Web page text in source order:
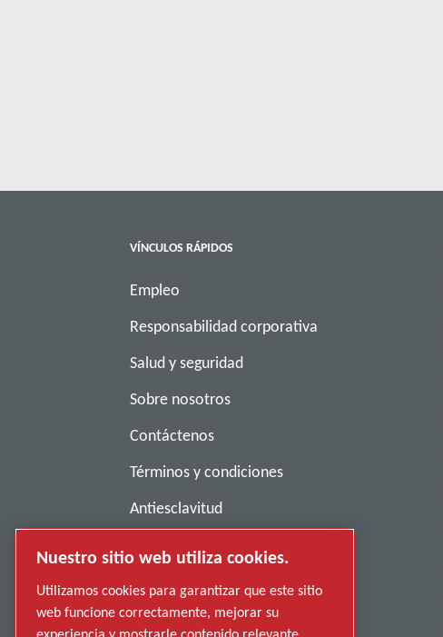
VÍNCULOS RÁPIDOS
Empleo
Responsabilidad corporativa
Salud y seguridad
Sobre nosotros
Contáctenos
Términos y condiciones
Antiesclavitud
Denunciar una conducta indebida
Proveedores
Nuestro sitio web utiliza cookies.
Utilizamos cookies para garantizar que este sitio
web funcione correctamente, mejorar su